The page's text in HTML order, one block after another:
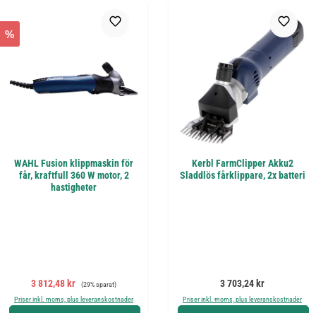
%
WAHL Fusion klippmaskin för
får, kraftfull 360 W motor, 2
hastigheter
Försäljningspris:
3 812,48 kr Ordinarie pris:
(29% sparat)
Priser inkl. moms, plus leveranskostnader
Kerbl FarmClipper Akku2
Sladdlös fårklippare, 2x batteri
Ordinarie pris:
3 703,24 kr
Priser inkl. moms, plus leveranskostnader